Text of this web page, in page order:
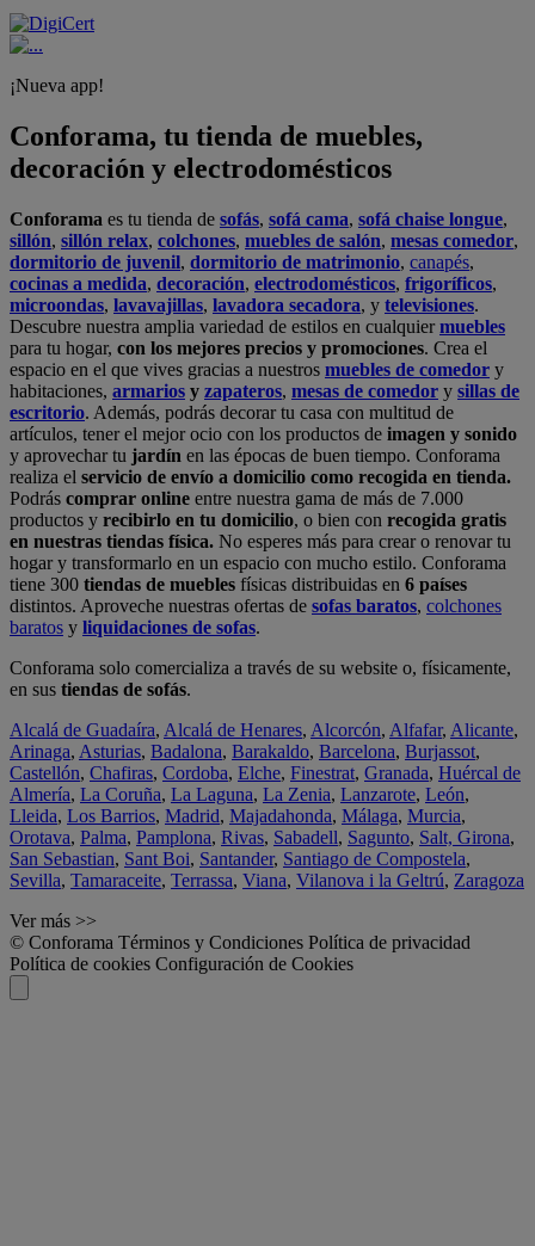
¡Nueva app!
Conforama, tu tienda de muebles,
decoración y electrodomésticos
Conforama es tu tienda de sofás, sofá cama, sofá chaise longue,
sillón, sillón relax, colchones, muebles de salón, mesas comedor,
dormitorio de juvenil, dormitorio de matrimonio, canapés,
cocinas a medida, decoración, electrodomésticos, frigoríficos,
microondas, lavavajillas, lavadora secadora, y televisiones.
Descubre nuestra amplia variedad de estilos en cualquiermuebles
para tu hogar, con los mejores precios y promociones. Crea el
espacio en el que vives gracias a nuestros muebles de comedor y
habitaciones, armarios y zapateros, mesas de comedor y sillas de
escritorio. Además, podrás decorar tu casa con multitud de
artículos, tener el mejor ocio con los productos de imagen y sonido
y aprovechar tu jardín en las épocas de buen tiempo. Conforama
realiza el servicio de envío a domicilio como recogida en tienda.
Podrás comprar online entre nuestra gama de más de 7.000
productos y recibirlo en tu domicilio, o bien con recogida gratis
en nuestras tiendas física. No esperes más para crear o renovar tu
hogar y transformarlo en un espacio con mucho estilo. Conforama
tiene 300 tiendas de muebles físicas distribuidas en 6 países
distintos. Aproveche nuestras ofertas de sofas baratos, colchones
baratos y liquidaciones de sofas.
Conforama solo comercializa a través de su website o, físicamente,
en sus tiendas de sofás.
Alcalá de Guadaíra, Alcalá de Henares, Alcorcón, Alfafar, Alicante,
Arinaga, Asturias, Badalona, Barakaldo, Barcelona, Burjassot,
Castellón, Chafiras, Cordoba, Elche, Finestrat, Granada, Huércal de
Almería, La Coruña, La Laguna, La Zenia, Lanzarote, León,
Lleida, Los Barrios, Madrid, Majadahonda, Málaga, Murcia,
Orotava, Palma, Pamplona, Rivas, Sabadell, Sagunto, Salt, Girona,
San Sebastian, Sant Boi, Santander, Santiago de Compostela,
Sevilla, Tamaraceite, Terrassa, Viana, Vilanova i la Geltrú, Zaragoza
Ver más >>
© Conforama Términos y Condiciones Política de privacidad
Política de cookies Configuración de Cookies